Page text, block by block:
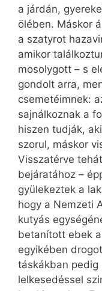
a járdán,
ölében. Máskor
a szatyrot
amikor
mosolygott – s
gondolt arra,
csemetéimnek:
sajnálkoznak a
hiszen tudják,
szorul, máskor
Visszatérve
bejáratához –
gyülekeztek a
hogy a Nemzeti
kutyás
betanított ebek
egyikében
táskákban pedig
lelkesedéssel